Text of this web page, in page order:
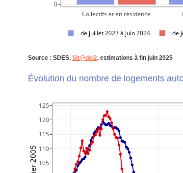
Collectifs et en résidence
     0
de juillet 2023 à juin 2024 de
Source : SDES, Sit@del2, estimations à fin juin 2025
Évolution du nombre de logements
105
110
115
120
125